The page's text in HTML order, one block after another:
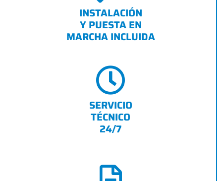
INSTALACIÓN
Y PUESTA EN
MARCHA INCLUIDA
SERVICIO
TÉCNICO
24/7